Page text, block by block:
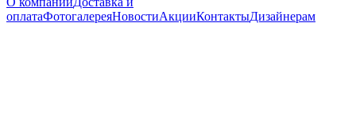
оплатаФотогалереяНовостиАкцииКонтактыДизайнерам